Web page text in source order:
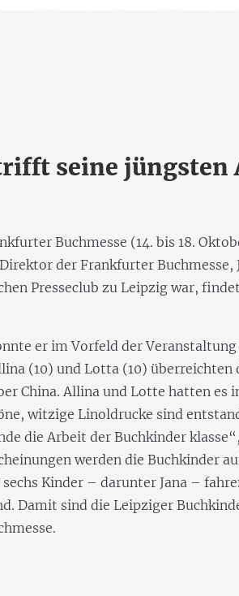
seine jüngsten
Buchmesse (14. bis 18.
der Frankfurter Buchmesse,
Presseclub zu Leipzig war,
er im Vorfeld der
(10) und Lotta (10) überreichten
China. Allina und Lotte hatten es
witzige Linoldrucke sind
die Arbeit der Buchkinder
werden die Buchkinder
Kinder – darunter Jana –
Damit sind die Leipziger